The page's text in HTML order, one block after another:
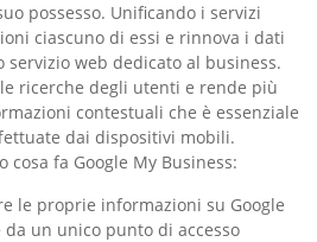
possesso. Unificando i servizi
ciascuno di essi e rinnova i dati
web dedicato al business.
ricerche degli utenti e rende più
contestuali che è essenziale
dai dispositivi mobili.
cosa fa Google My Business:
le proprie informazioni su Google
da un unico punto di accesso